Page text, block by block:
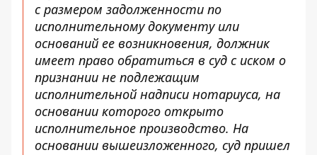
с размером задолженности по
исполнительному документу или
оснований ее возникновения, должник
имеет право обратиться в суд с иском о
признании не подлежащим
исполнительной надписи нотариуса, на
основании которого открыто
исполнительное производство. На
основании вышеизложенного, суд пришел